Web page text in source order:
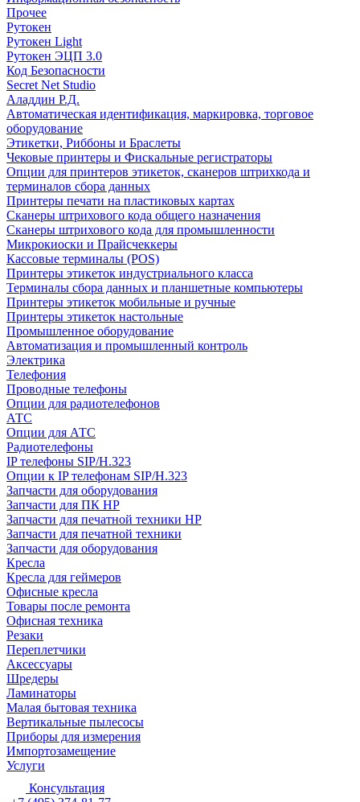
Прочее
Рутокен
Рутокен Light
Рутокен ЭЦП 3.0
Код Безопасности
Secret Net Studio
Аладдин Р.Д.
Автоматическая идентификация, маркировка, торговое
оборудование
Этикетки, Риббоны и Браслеты
Чековые принтеры и Фискальные регистраторы
Опции для принтеров этикеток, сканеров штрихкода и
терминалов сбора данных
Принтеры печати на пластиковых картах
Сканеры штрихового кода общего назначения
Сканеры штрихового кода для промышленности
Микрокиоски и Прайсчеккеры
Кассовые терминалы (POS)
Принтеры этикеток индустриального класса
Терминалы сбора данных и планшетные компьютеры
Принтеры этикеток мобильные и ручные
Принтеры этикеток настольные
Промышленное оборудование
Автоматизация и промышленный контроль
Электрика
Телефония
Проводные телефоны
Опции для радиотелефонов
АТС
Опции для АТС
Радиотелефоны
IP телефоны SIP/H.323
Опции к IP телефонам SIP/H.323
Запчасти для оборудования
Запчасти для ПК HP
Запчасти для печатной техники HP
Запчасти для печатной техники
Запчасти для оборудования
Кресла
Кресла для геймеров
Офисные кресла
Товары после ремонта
Офисная техника
Резаки
Переплетчики
Аксессуары
Шредеры
Ламинаторы
Малая бытовая техника
Вертикальные пылесосы
Приборы для измерения
Импортозамещение
Услуги
Консультация